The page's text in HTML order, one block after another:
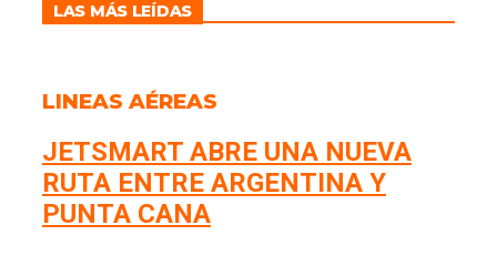
LAS MÁS LEÍDAS
LINEAS AÉREAS
JETSMART ABRE UNA NUEVA
RUTA ENTRE ARGENTINA Y
PUNTA CANA